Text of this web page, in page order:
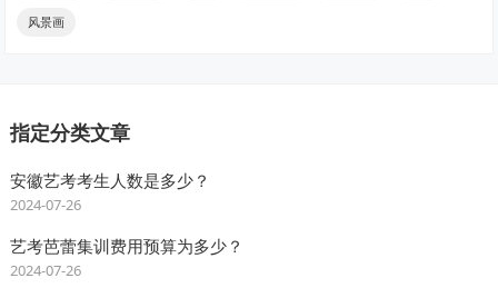
风景画
指定分类文章
安徽艺考考生人数是多少？
2024-07-26
艺考芭蕾集训费用预算为多少？
2024-07-26